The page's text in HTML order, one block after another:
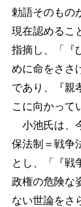
勅語そのもの
現在認めるこ
指摘し、「『
めに命をささ
であり、『親
こに向かって
小池氏は、
保法制＝戦争
とし、「『戦
政権の危険な
ない世論をさ